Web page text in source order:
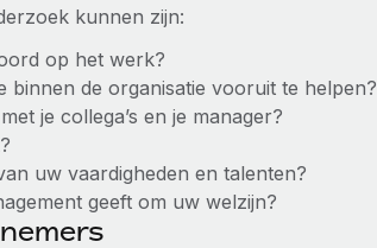
kunnen zijn:
op het werk?
binnen de organisatie vooruit te helpen?
je collega’s en je manager?
uw vaardigheden en talenten?
geeft om uw welzijn?